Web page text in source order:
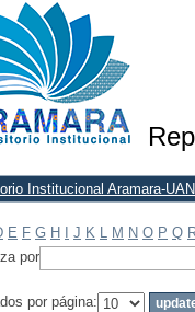
por: Materia
Institucional Aramara-UAN
E F G H J K L M N O P Q
por
por página: